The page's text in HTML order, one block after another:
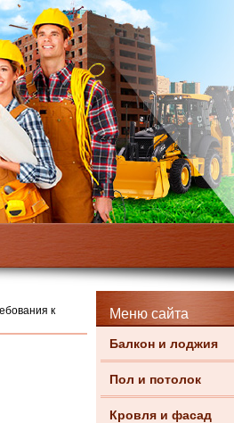
Меню сайта
Балкон и лоджия
Пол и потолок
Кровля и фасад
к